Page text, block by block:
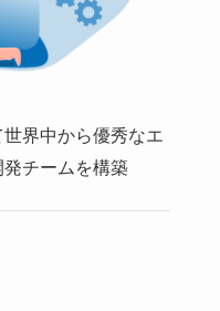
界中から優秀なエ
チームを構築